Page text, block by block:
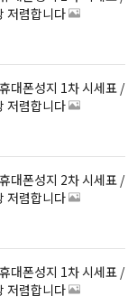
저렴합니다
저렴합니다
저렴합니다
저렴합니다